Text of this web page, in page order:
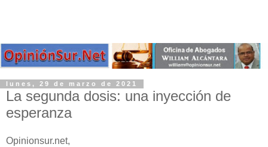
lunes, 29 de marzo de 2021
La segunda dosis: una inyección de
esperanza
Opinionsur.net,